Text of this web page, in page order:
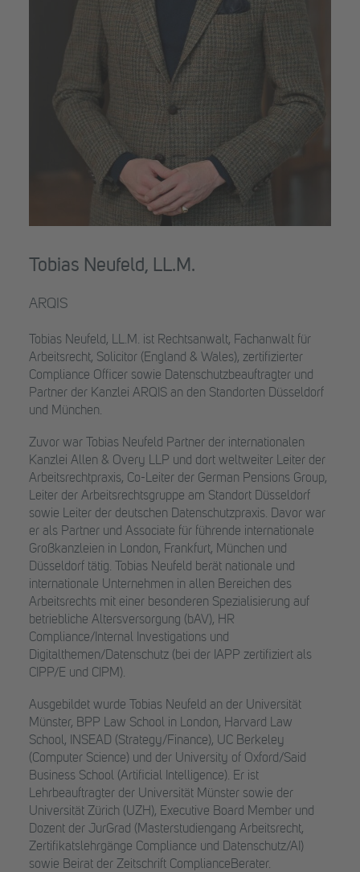
Tobias Neufeld, LL.M.
ARQIS
Tobias Neufeld, LL.M. ist Rechtsanwalt, Fachanwalt für
Arbeitsrecht, Solicitor (England & Wales), zertifizierter
Compliance Officer sowie Datenschutzbeauftragter und
Partner der Kanzlei ARQIS an den Standorten Düsseldorf
und München.
Zuvor war Tobias Neufeld Partner der internationalen
Kanzlei Allen & Overy LLP und dort weltweiter Leiter der
Arbeitsrechtpraxis, Co-Leiter der German Pensions Group,
Leiter der Arbeitsrechtsgruppe am Standort Düsseldorf
sowie Leiter der deutschen Datenschutzpraxis. Davor war
er als Partner und Associate für führende internationale
Großkanzleien in London, Frankfurt, München und
Düsseldorf tätig. Tobias Neufeld berät nationale und
internationale Unternehmen in allen Bereichen des
Arbeitsrechts mit einer besonderen Spezialisierung auf
betriebliche Altersversorgung (bAV), HR
Compliance/Internal Investigations und
Digitalthemen/Datenschutz (bei der IAPP zertifiziert als
CIPP/E und CIPM).
Ausgebildet wurde Tobias Neufeld an der Universität
Münster, BPP Law School in London, Harvard Law
School, INSEAD (Strategy/Finance), UC Berkeley
(Computer Science) und der University of Oxford/Said
Business School (Artificial Intelligence). Er ist
Lehrbeauftragter der Universität Münster sowie der
Universität Zürich (UZH), Executive Board Member und
Dozent der JurGrad (Masterstudiengang Arbeitsrecht,
Zertifikatslehrgänge Compliance und Datenschutz/AI)
sowie Beirat der Zeitschrift ComplianceBerater.